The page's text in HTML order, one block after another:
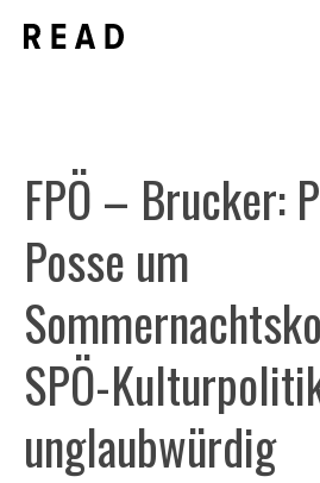
Inhalt
FPÖ – Brucker:
Posse um
SPÖ-
unglaubwürdig